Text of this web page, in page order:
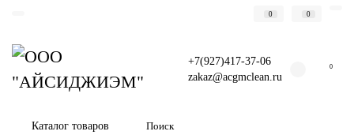
0 0
+7(927)417-37-06
zakaz@acgmclean.ru
0
Каталог товаров